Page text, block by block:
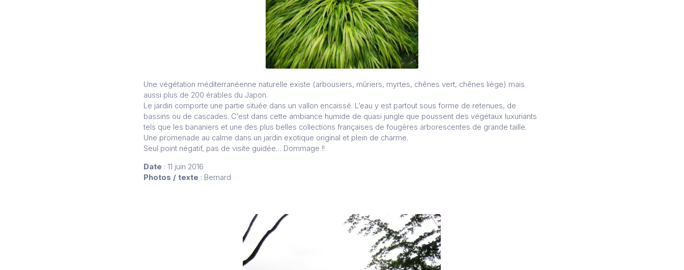
Une végétation méditerranéenne naturelle existe (arbousiers, mûriers, myrtes, chênes vert, chênes liège) mais
aussi plus de 200 érables du Japon.
Le jardin comporte une partie située dans un vallon encaissé. L’eau y est partout sous forme de retenues, de
bassins ou de cascades. C’est dans cette ambiance humide de quasi jungle que poussent des végétaux luxuriants
tels que les bananiers et une des plus belles collections françaises de fougères arborescentes de grande taille.
Une promenade au calme dans un jardin exotique original et plein de charme.
Seul point négatif, pas de visite guidée… Dommage !!
Date : 11 juin 2016
Photos / texte : Bernard